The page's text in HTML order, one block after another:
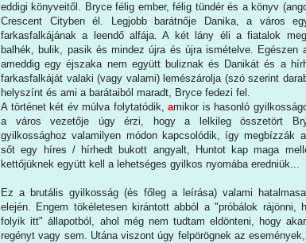
eddigi könyveitől. Bryce félig ember, félig tündér és a könyv
Crescent Cityben él. Legjobb barátnője Danika, a város
farkasfalkájának a leendő alfája. A két lány éli a fiatalok
balhék, bulik, pasik és mindez újra és újra ismételve. Egészen
ameddig egy éjszaka nem együtt buliznak és Danikát és a
farkasfalkáját valaki (vagy valami) lemészárolja (szó szerint
helyszínt és ami a barátaiból maradt, Bryce fedezi fel.
A történet két év múlva folytatódik,amikor is hasonló
a város vezetője úgy érzi, hogy a lelkileg összetört
gyilkossághoz valamilyen módon kapcsolódik, így megbízzák
sőt egy híres / hírhedt bukott angyalt, Huntot kap maga
kettőjüknek együtt kell a lehetséges gyilkos nyomába eredniük...
Ez a brutális gyilkosság (és főleg a leírása) valami
elején. Engem tökéletesen kirántott abból a "próbálok rájönni,
folyik itt" állapotból, ahol még nem tudtam eldönteni, hogy
regényt vagy sem. Utána viszont úgy felpörögnek az